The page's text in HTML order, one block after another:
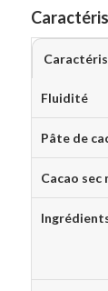
Fluidité
Pâte de
Cacao sec